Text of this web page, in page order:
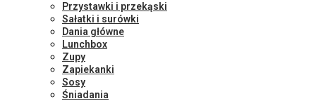
Przystawki i przekąski
Sałatki i surówki
Dania główne
Lunchbox
Zupy
Zapiekanki
Sosy
Śniadania